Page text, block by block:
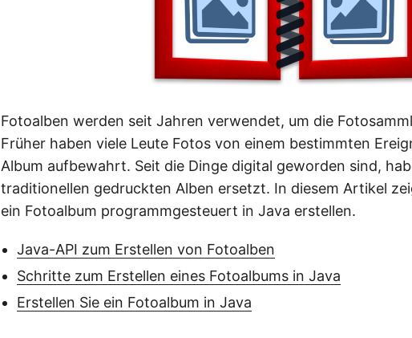
Fotoalben werden seit Jahren verwendet, um die
Früher haben viele Leute Fotos von einem bestimmten
Album aufbewahrt. Seit die Dinge digital geworden sind,
traditionellen gedruckten Alben ersetzt. In diesem Artikel
ein Fotoalbum programmgesteuert in Java erstellen.
Java-API zum Erstellen von Fotoalben
Schritte zum Erstellen eines Fotoalbums in Java
Erstellen Sie ein Fotoalbum in Java